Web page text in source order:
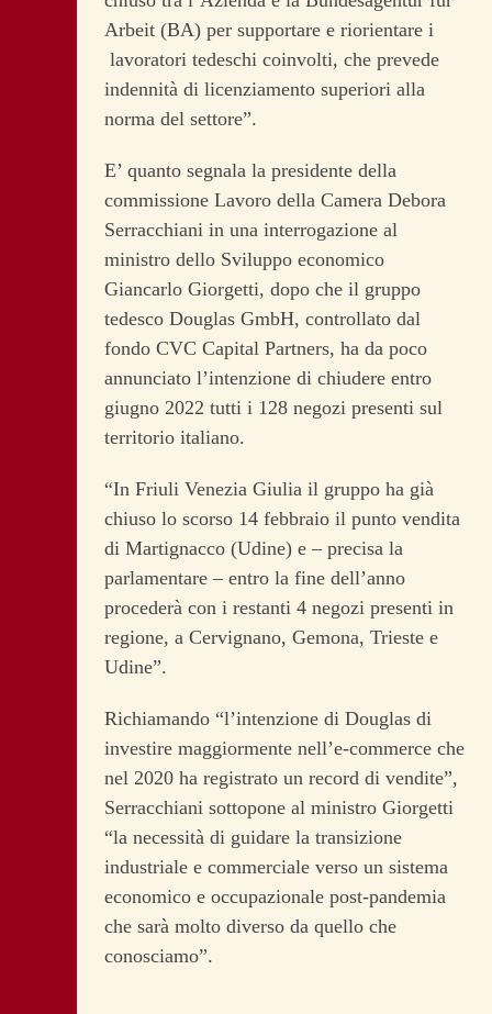
Arbeit (BA) per supportare e riorientare i
lavoratori tedeschi coinvolti, che prevede
indennità di licenziamento superiori alla
norma del settore”.
E’ quanto segnala la presidente della
commissione Lavoro della Camera Debora
Serracchiani in una interrogazione al
ministro dello Sviluppo economico
Giancarlo Giorgetti, dopo che il gruppo
tedesco Douglas GmbH, controllato dal
fondo CVC Capital Partners, ha da poco
annunciato l’intenzione di chiudere entro
giugno 2022 tutti i 128 negozi presenti sul
territorio italiano.
“In Friuli Venezia Giulia il gruppo ha già
chiuso lo scorso 14 febbraio il punto vendita
di Martignacco (Udine) e – precisa la
parlamentare – entro la fine dell’anno
procederà con i restanti 4 negozi presenti in
regione, a Cervignano, Gemona, Trieste e
Udine”.
Richiamando “l’intenzione di Douglas di
investire maggiormente nell’e-commerce che
nel 2020 ha registrato un record di vendite”,
Serracchiani sottopone al ministro Giorgetti
“la necessità di guidare la transizione
industriale e commerciale verso un sistema
economico e occupazionale post-pandemia
che sarà molto diverso da quello che
conosciamo”.